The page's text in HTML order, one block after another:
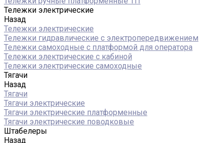
Тележки электрические
Назад
Тележки электрические
Тележки гидравлические с электропередвижением
Тележки самоходные с платформой для оператора
Тележки электрические с кабиной
Тележки электрические самоходные
Тягачи
Назад
Тягачи
Тягачи электрические
Тягачи электрические платформенные
Тягачи электрические поводковые
Штабелеры
Назад